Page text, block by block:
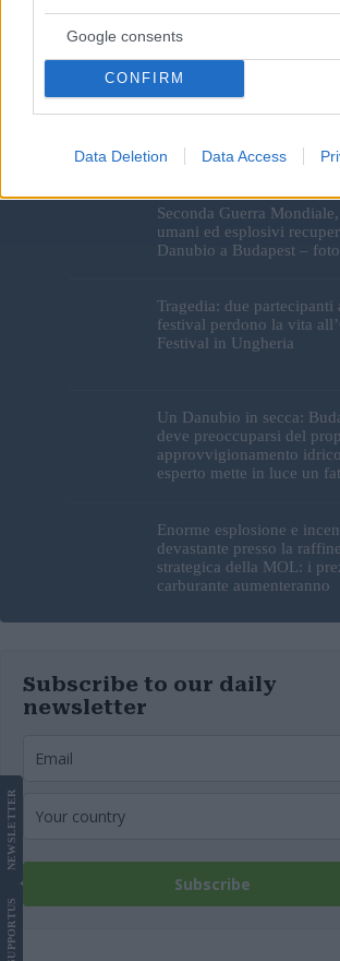
Google consents
CONFIRM
Data Deletion Data Access
I monumenti di Budapest
resteranno al buio: le luci
Parlamento, del Castello
Preziosa motocicletta
Seconda Guerra
umani ed esplosivi
Danubio a Budapest – foto
Tragedia: due partecipanti
festival perdono la vita
Festival in Ungheria
Un Danubio in secca:
deve preoccuparsi del
approvvigionamento
esperto mette in luce un
Enorme esplosione e
devastante presso la
strategica della MOL: i
carburante aumenteranno
Subscribe to our daily
newsletter
Subscribe
SUPPORT
US
NEWS
LETTER